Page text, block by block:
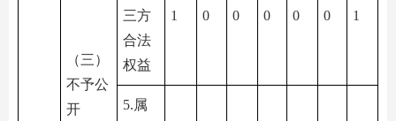
（三）
不予公
开
三方
合法
权益
1 0 0 0 0 0 1
5.属